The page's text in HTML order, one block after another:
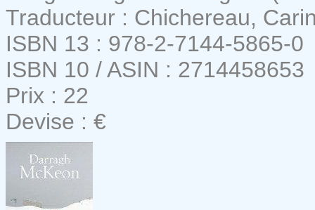
Traducteur : Chichereau,
ISBN 13 : 978-2-7144-5865-0
ISBN 10 / ASIN : 2714458653
Prix : 22
Devise : €